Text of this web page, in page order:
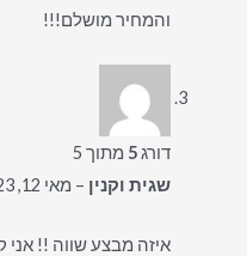
והמחיר מושלם!!!
דורג5 מתוך 5
שגית וקנין – מאי 12, 2023